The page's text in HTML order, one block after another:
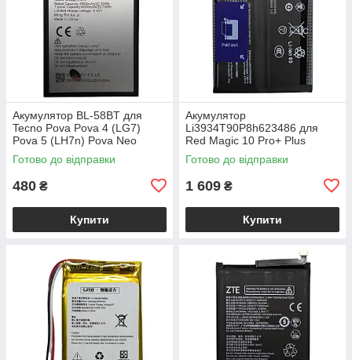
Акумулятор BL-58BT для
Tecno Pova Pova 4 (LG7)
Pova 5 (LH7n) Pova Neo
Готово до відправки
480 ₴
Купити
Акумулятор
Li3934T90P8h623486 для
Red Magic 10 Pro+ Plus
Готово до відправки
1 609 ₴
Купити